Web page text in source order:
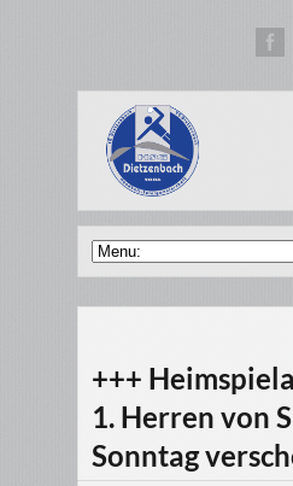
+++
1. Herren von
Sonntag